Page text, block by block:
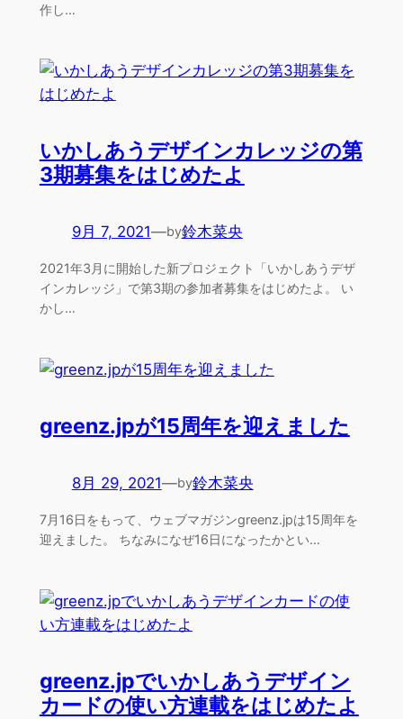
作し…
いかしあうデザインカレッジの第
3期募集をはじめたよ
9月 7, 2021—by鈴木菜央
2021年3月に開始した新プロジェクト「いかしあうデザ
インカレッジ」で第3期の参加者募集をはじめたよ。 い
かし…
greenz.jpが15周年を迎えました
8月 29, 2021—by鈴木菜央
7月16日をもって、ウェブマガジンgreenz.jpは15周年を
迎えました。 ちなみになぜ16日になったかとい…
greenz.jpでいかしあうデザイン
カードの使い方連載をはじめたよ